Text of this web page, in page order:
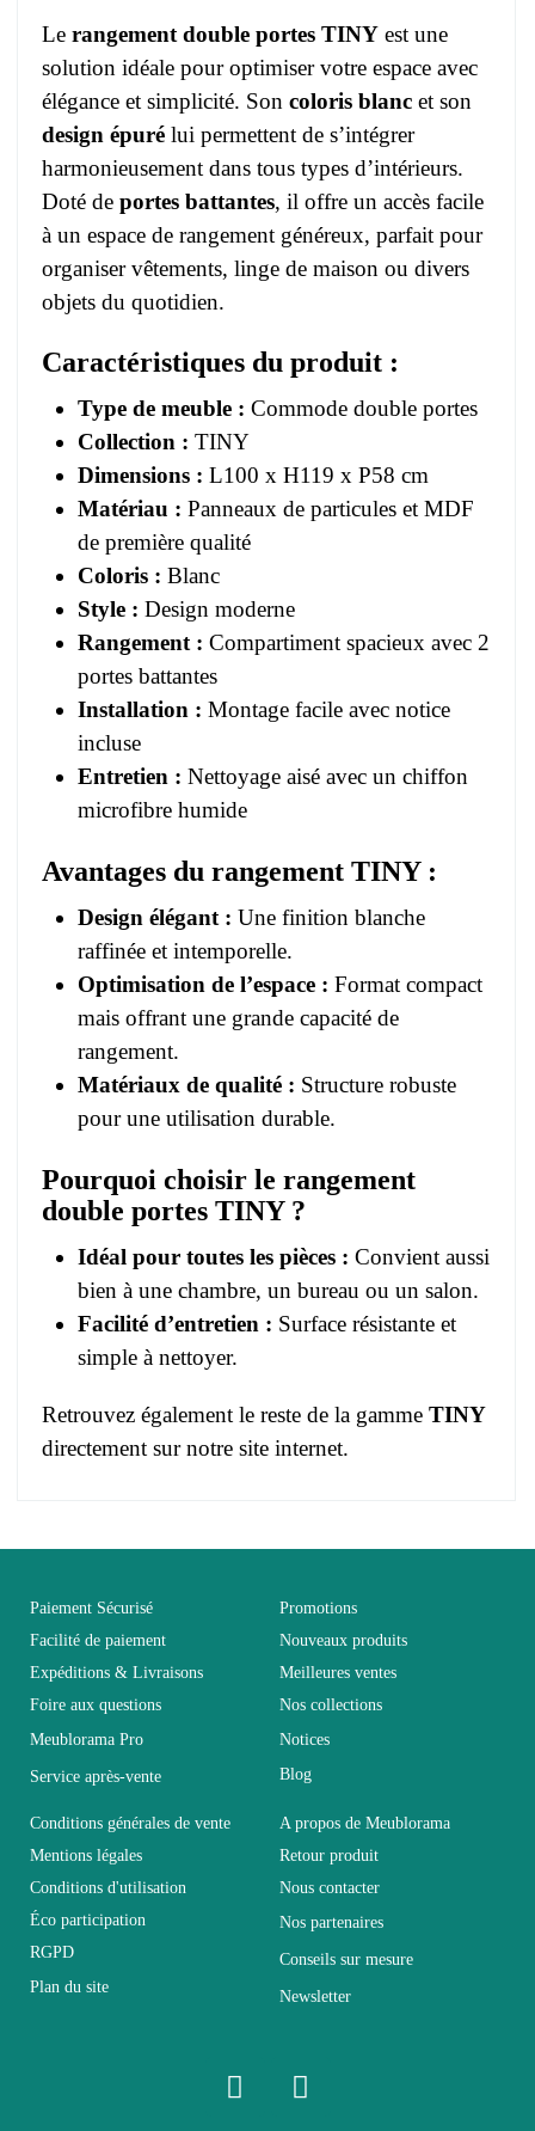
Le rangement double portes TINY est une
solution idéale pour optimiser votre espace avec
élégance et simplicité. Son coloris blanc et son
design épuré lui permettent de s’intégrer
harmonieusement dans tous types d’intérieurs.
Doté de portes battantes, il offre un accès facile
à un espace de rangement généreux, parfait pour
organiser vêtements, linge de maison ou divers
objets du quotidien.
Caractéristiques du produit :
Type de meuble : Commode double portes
Collection : TINY
Dimensions : L100 x H119 x P58 cm
Matériau : Panneaux de particules et MDF
de première qualité
Coloris : Blanc
Style : Design moderne
Rangement : Compartiment spacieux avec 2
portes battantes
Installation : Montage facile avec notice
incluse
Entretien : Nettoyage aisé avec un chiffon
microfibre humide
Avantages du rangement TINY :
Design élégant : Une finition blanche
raffinée et intemporelle.
Optimisation de l’espace : Format compact
mais offrant une grande capacité de
rangement.
Matériaux de qualité : Structure robuste
pour une utilisation durable.
Pourquoi choisir le rangement
double portes TINY ?
Idéal pour toutes les pièces : Convient aussi
bien à une chambre, un bureau ou un salon.
Facilité d’entretien : Surface résistante et
simple à nettoyer.
Retrouvez également le reste de la gamme TINY
directement sur notre site internet.
Age Adulte
Collection TINY
Coloris Blanc
Dimensions L 100 x H 119 x P 58
Electrique Non électrique
Non Empilable
Vous devez vous connecter pour laisser un avis
Paiement Sécurisé
Facilité de paiement
Expéditions & Livraisons
Foire aux questions
Meublorama Pro
Service après-vente
Promotions
Nouveaux produits
Meilleures ventes
Nos collections
Notices
Blog
Conditions générales de vente
Mentions légales
Conditions d'utilisation
Éco participation
RGPD
Plan du site
A propos de Meublorama
Retour produit
Nous contacter
Nos partenaires
Conseils sur mesure
Newsletter